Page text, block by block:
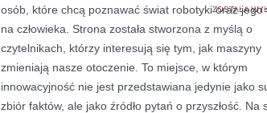
ZOSTAŁA
osób, które chcą poznawać świat robotyki oraz jego
na człowieka. Strona została stworzona z myślą o
czytelnikach, którzy interesują się tym, jak maszyny
zmieniają nasze otoczenie. To miejsce, w którym
innowacyjność nie jest przedstawiana jedynie jako
zbiór faktów, ale jako źródło pytań o przyszłość. Na